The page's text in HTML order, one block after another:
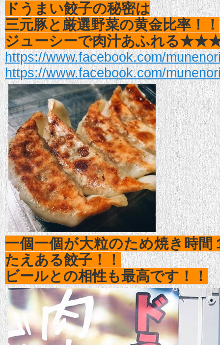
ドうまい餃子の秘密は
三元豚と厳選野菜の黄金比率！！
ジューシーで肉汁あふれる
https://www.facebook.com/
https://www.facebook.com/
一個一個が大粒のため焼き時
たえある餃子！！
ビールとの相性も最高です！！